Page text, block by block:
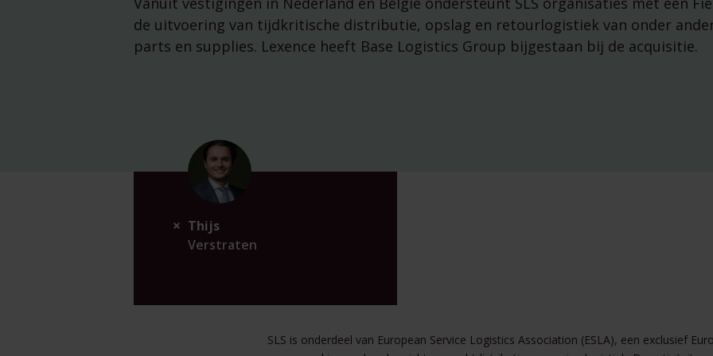
managementparticipaties
Digitale Compliance
Alle tools
de uitvoering van tijdkritische distributie, opslag en retourlogistiek van onder
parts en supplies. Lexence heeft Base Logistics Group bijgestaan bij de acquisitie.
Thijs
Verstraten
SLS is onderdeel van European Service Logistics Association (ESLA), een exclusief